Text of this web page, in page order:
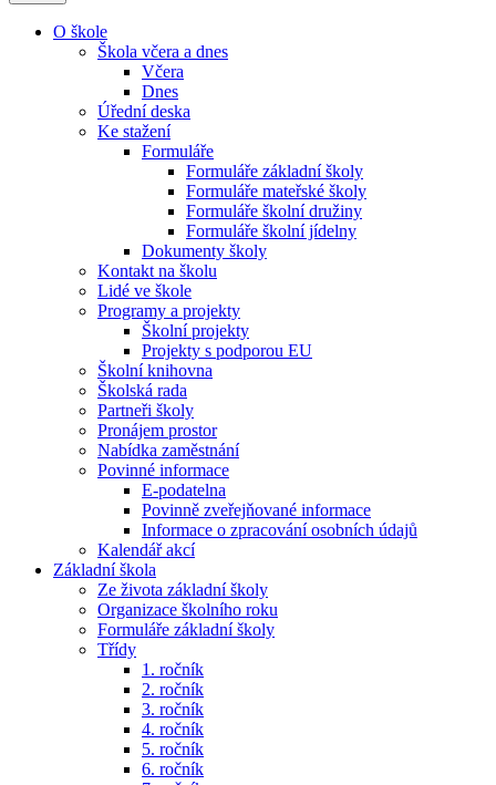
O škole
Škola včera a dnes
Včera
Dnes
Úřední deska
Ke stažení
Formuláře
Formuláře základní školy
Formuláře mateřské školy
Formuláře školní družiny
Formuláře školní jídelny
Dokumenty školy
Kontakt na školu
Lidé ve škole
Programy a projekty
Školní projekty
Projekty s podporou EU
Školní knihovna
Školská rada
Partneři školy
Pronájem prostor
Nabídka zaměstnání
Povinné informace
E-podatelna
Povinně zveřejňované informace
Informace o zpracování osobních údajů
Kalendář akcí
Základní škola
Ze života základní školy
Organizace školního roku
Formuláře základní školy
Třídy
1. ročník
2. ročník
3. ročník
4. ročník
5. ročník
6. ročník